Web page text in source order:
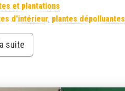
et plantations
d'intérieur, plantes dépolluantes
suite